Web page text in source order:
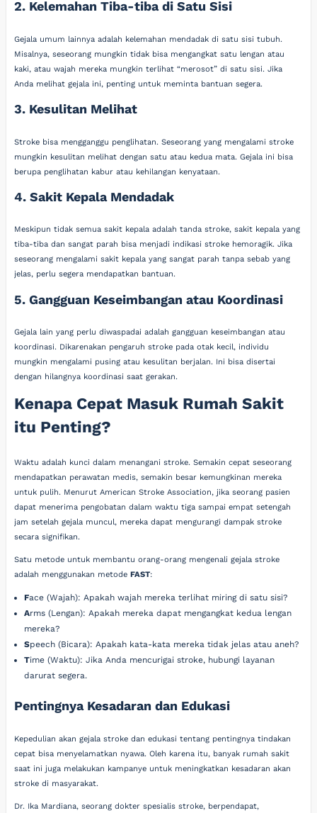
2. Kelemahan Tiba-tiba di Satu Sisi
Gejala umum lainnya adalah kelemahan mendadak di satu sisi tubuh.
Misalnya, seseorang mungkin tidak bisa mengangkat satu lengan atau
kaki, atau wajah mereka mungkin terlihat “merosot” di satu sisi. Jika
Anda melihat gejala ini, penting untuk meminta bantuan segera.
3. Kesulitan Melihat
Stroke bisa mengganggu penglihatan. Seseorang yang mengalami stroke
mungkin kesulitan melihat dengan satu atau kedua mata. Gejala ini bisa
berupa penglihatan kabur atau kehilangan kenyataan.
4. Sakit Kepala Mendadak
Meskipun tidak semua sakit kepala adalah tanda stroke, sakit kepala yang
tiba-tiba dan sangat parah bisa menjadi indikasi stroke hemoragik. Jika
seseorang mengalami sakit kepala yang sangat parah tanpa sebab yang
jelas, perlu segera mendapatkan bantuan.
5. Gangguan Keseimbangan atau Koordinasi
Gejala lain yang perlu diwaspadai adalah gangguan keseimbangan atau
koordinasi. Dikarenakan pengaruh stroke pada otak kecil, individu
mungkin mengalami pusing atau kesulitan berjalan. Ini bisa disertai
dengan hilangnya koordinasi saat gerakan.
Kenapa Cepat Masuk Rumah Sakit
itu Penting?
Waktu adalah kunci dalam menangani stroke. Semakin cepat seseorang
mendapatkan perawatan medis, semakin besar kemungkinan mereka
untuk pulih. Menurut American Stroke Association, jika seorang pasien
dapat menerima pengobatan dalam waktu tiga sampai empat setengah
jam setelah gejala muncul, mereka dapat mengurangi dampak stroke
secara signifikan.
Satu metode untuk membantu orang-orang mengenali gejala stroke
adalah menggunakan metodeFAST:
Face (Wajah): Apakah wajah mereka terlihat miring di satu sisi?
Arms (Lengan): Apakah mereka dapat mengangkat kedua lengan
mereka?
Speech (Bicara): Apakah kata-kata mereka tidak jelas atau aneh?
Time (Waktu): Jika Anda mencurigai stroke, hubungi layanan
darurat segera.
Pentingnya Kesadaran dan Edukasi
Kepedulian akan gejala stroke dan edukasi tentang pentingnya tindakan
cepat bisa menyelamatkan nyawa. Oleh karena itu, banyak rumah sakit
saat ini juga melakukan kampanye untuk meningkatkan kesadaran akan
stroke di masyarakat.
Dr. Ika Mardiana, seorang dokter spesialis stroke, berpendapat,